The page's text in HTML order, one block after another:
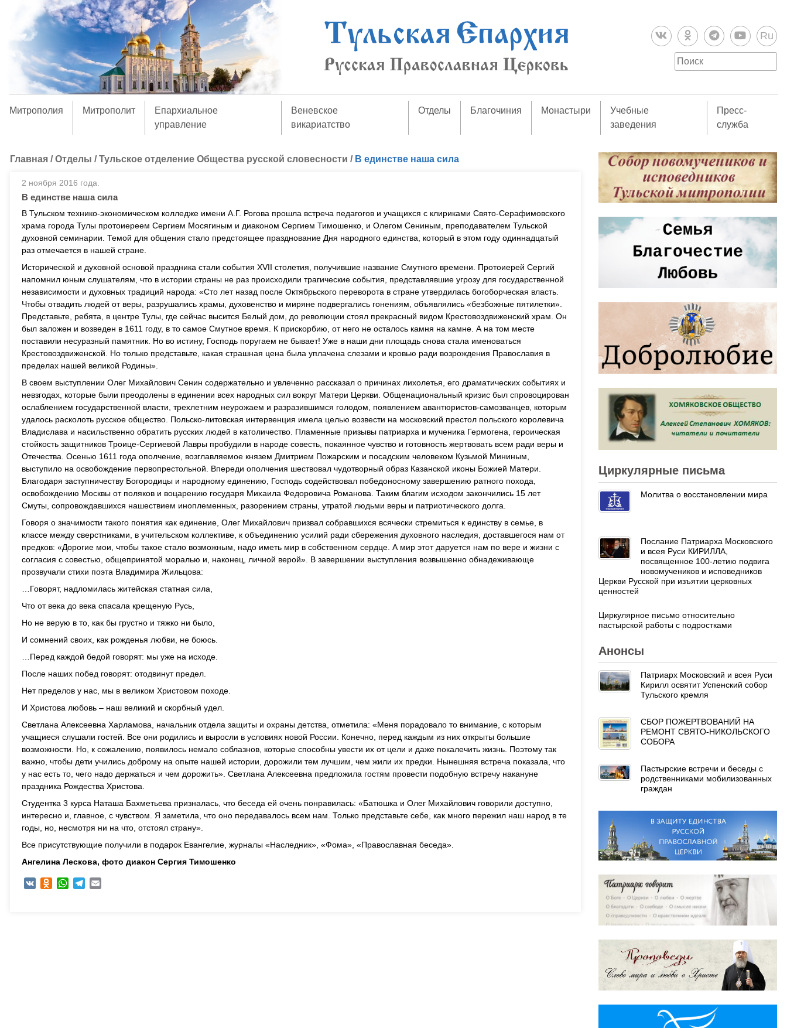
Ru
Митрополия Митрополит
Епархиальное
управление
Веневское
викариатство
Отделы Благочиния Монастыри
Учебные
заведения
Пресс-
служба
Главная /Отделы /Тульское отделение Общества русской словесности / В единстве наша сила
2 ноября 2016 года.
В единстве наша сила
В Тульском технико-экономическом колледже имени А.Г. Рогова прошла встреча педагогов и учащихся с клириками Свято-Серафимовского
храма города Тулы протоиереем Сергием Мосягиным и диаконом Сергием Тимошенко, и Олегом Сениным, преподавателем Тульской
духовной семинарии. Темой для общения стало предстоящее празднование Дня народного единства, который в этом году одиннадцатый
раз отмечается в нашей стране.
Исторической и духовной основой праздника стали события XVII столетия, получившие название Смутного времени. Протоиерей Сергий
напомнил юным слушателям, что в истории страны не раз происходили трагические события, представлявшие угрозу для государственной
независимости и духовных традиций народа: «Сто лет назад после Октябрьского переворота в стране утвердилась богоборческая власть.
Чтобы отвадить людей от веры, разрушались храмы, духовенство и миряне подвергались гонениям, объявлялись «безбожные пятилетки».
Представьте, ребята, в центре Тулы, где сейчас высится Белый дом, до революции стоял прекрасный видом Крестовоздвиженский храм. Он
был заложен и возведен в 1611 году, в то самое Смутное время. К прискорбию, от него не осталось камня на камне. А на том месте
поставили несуразный памятник. Но во истину, Господь поругаем не бывает! Уже в наши дни площадь снова стала именоваться
Крестовоздвиженской. Но только представьте, какая страшная цена была уплачена слезами и кровью ради возрождения Православия в
пределах нашей великой Родины».
В своем выступлении Олег Михайлович Сенин содержательно и увлеченно рассказал о причинах лихолетья, его драматических событиях и
невзгодах, которые были преодолены в единении всех народных сил вокруг Матери Церкви. Общенациональный кризис был спровоцирован
ослаблением государственной власти, трехлетним неурожаем и разразившимся голодом, появлением авантюристов-самозванцев, которым
удалось расколоть русское общество. Польско-литовская интервенция имела целью возвести на московский престол польского королевича
Владислава и насильственно обратить русских людей в католичество. Пламенные призывы патриарха и мученика Гермогена, героическая
стойкость защитников Троице-Сергиевой Лавры пробудили в народе совесть, покаянное чувство и готовность жертвовать всем ради веры и
Отечества. Осенью 1611 года ополчение, возглавляемое князем Дмитрием Пожарским и посадским человеком Кузьмой Мининым,
выступило на освобождение первопрестольной. Впереди ополчения шествовал чудотворный образ Казанской иконы Божией Матери.
Благодаря заступничеству Богородицы и народному единению, Господь содействовал победоносному завершению ратного похода,
освобождению Москвы от поляков и воцарению государя Михаила Федоровича Романова. Таким благим исходом закончились 15 лет
Смуты, сопровождавшихся нашествием иноплеменных, разорением страны, утратой людьми веры и патриотического долга.
Говоря о значимости такого понятия как единение, Олег Михайлович призвал собравшихся всячески стремиться к единству в семье, в
классе между сверстниками, в учительском коллективе, к объединению усилий ради сбережения духовного наследия, доставшегося нам от
предков: «Дорогие мои, чтобы такое стало возможным, надо иметь мир в собственном сердце. А мир этот даруется нам по вере и жизни с
согласия с совестью, общепринятой моралью и, наконец, личной верой». В завершении выступления возвышенно обнадеживающе
прозвучали стихи поэта Владимира Жильцова:
…Говорят, надломилась житейская статная сила,
Что от века до века спасала крещеную Русь,
Но не верую в то, как бы грустно и тяжко ни было,
И сомнений своих, как рожденья любви, не боюсь.
…Перед каждой бедой говорят: мы уже на исходе.
После наших побед говорят: отодвинут предел.
Нет пределов у нас, мы в великом Христовом походе.
И Христова любовь – наш великий и скорбный удел.
Светлана Алексеевна Харламова, начальник отдела защиты и охраны детства, отметила: «Меня порадовало то внимание, с которым
учащиеся слушали гостей. Все они родились и выросли в условиях новой России. Конечно, перед каждым из них открыты большие
возможности. Но, к сожалению, появилось немало соблазнов, которые способны увести их от цели и даже покалечить жизнь. Поэтому так
важно, чтобы дети учились доброму на опыте нашей истории, дорожили тем лучшим, чем жили их предки. Нынешняя встреча показала, что
у нас есть то, чего надо держаться и чем дорожить». Светлана Алексеевна предложила гостям провести подобную встречу накануне
праздника Рождества Христова.
Студентка 3 курса Наташа Бахметьева призналась, что беседа ей очень понравилась: «Батюшка и Олег Михайлович говорили доступно,
интересно и, главное, с чувством. Я заметила, что оно передавалось всем нам. Только представьте себе, как много пережил наш народ в те
годы, но, несмотря ни на что, отстоял страну».
Все присутствующие получили в подарок Евангелие, журналы «Наследник», «Фома», «Православная беседа».
Ангелина Лескова, фото диакон Сергия Тимошенко
VK Odnoklassniki
WhatsAppTelegram
Циркулярные письма
Молитва о восстановлении мира
Послание Патриарха Московского
и всея Руси КИРИЛЛА,
посвященное 100-летию подвига
новомучеников и исповедников
Церкви Русской при изъятии церковных
ценностей
Циркулярное письмо относительно
пастырской работы с подростками
Анонсы
Патриарх Московский и всея Руси
Кирилл освятит Успенский собор
Тульского кремля
СБОР ПОЖЕРТВОВАНИЙ НА
РЕМОНТ СВЯТО-НИКОЛЬСКОГО
СОБОРА
Пастырские встречи и беседы с
родственниками мобилизованных
граждан